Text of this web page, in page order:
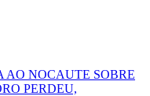
AO NOCAUTE SOBRE
PERDEU,